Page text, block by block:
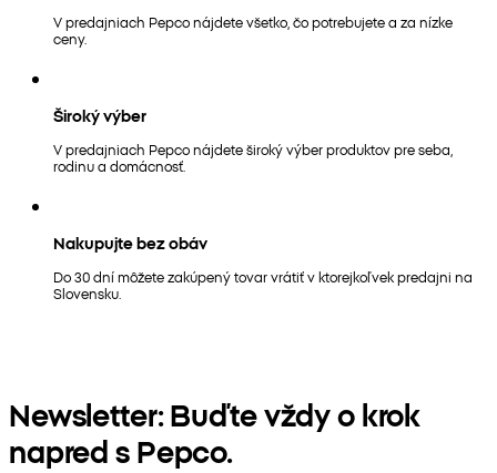
V predajniach Pepco nájdete všetko, čo potrebujete a za nízke
ceny.
Široký výber
V predajniach Pepco nájdete široký výber produktov pre seba,
rodinu a domácnosť.
Nakupujte bez obáv
Do 30 dní môžete zakúpený tovar vrátiť v ktorejkoľvek predajni na
Slovensku.
Newsletter: Buďte vždy o krok
napred s Pepco.